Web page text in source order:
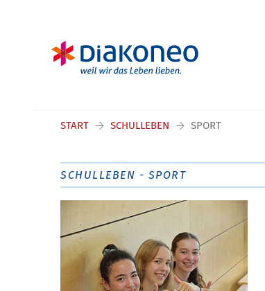
START SCHULLEBEN SPORT
SCHULLEBEN - SPORT